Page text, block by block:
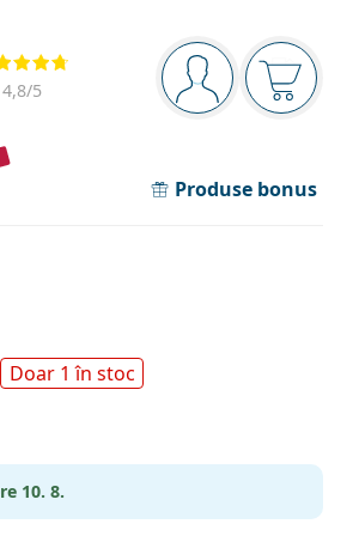
Panou de navigare
Sunteți logat
Coșul
4,8/5
Produse bonus
Doar 1 în stoc
10. 8.